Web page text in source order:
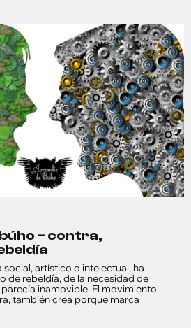
social, artístico o intelectual, ha
de rebeldía, de la necesidad de
inamovible. El movimiento
también crea porque marca